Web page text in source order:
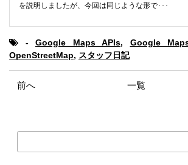
を説明しましたが、今回は同じような形で･･･
- Google Maps APIs, Google
OpenStreetMap, スタッフ日記
前へ 一覧